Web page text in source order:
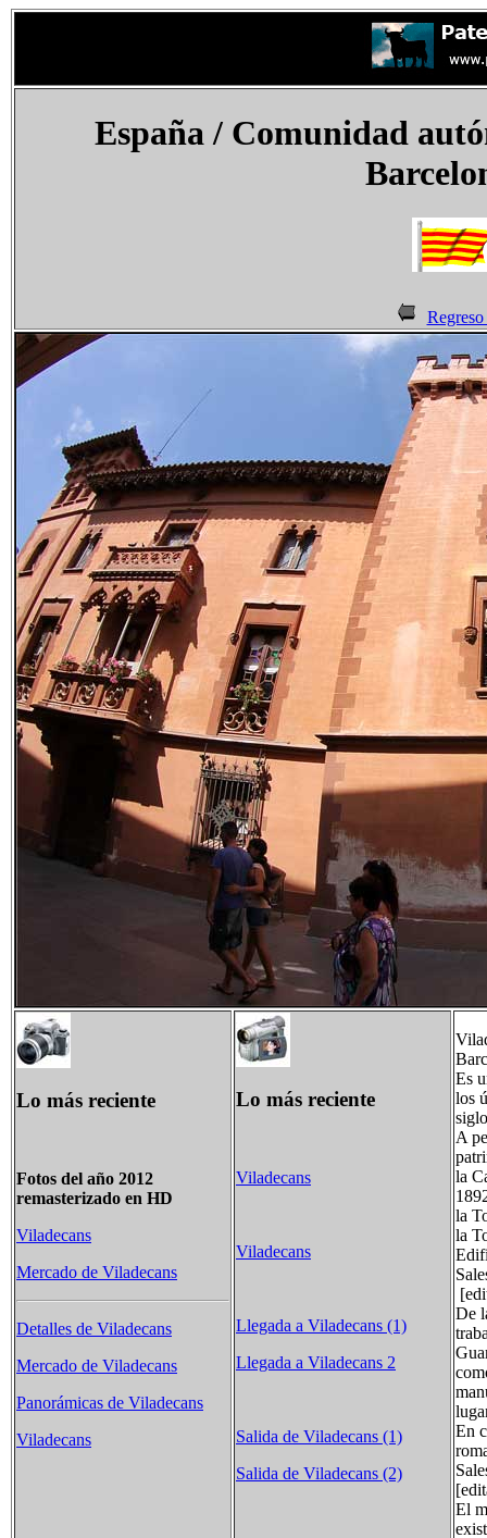
España/ Comunidad
Lo más reciente
Fotos del año 2012
remasterizado en HD
Viladecans
Mercado de Viladecans
Detalles de Viladecans
Mercado de Viladecans
Panorámicas de Viladecans
Viladecans
Lo más reciente
Viladecans
Viladecans
Llegada a Viladecans (1)
Llegada a Viladecans 2
Salida de Viladecans (1)
Salida de Viladecans (2)
Es
los
A
la
la
la
De
En
El